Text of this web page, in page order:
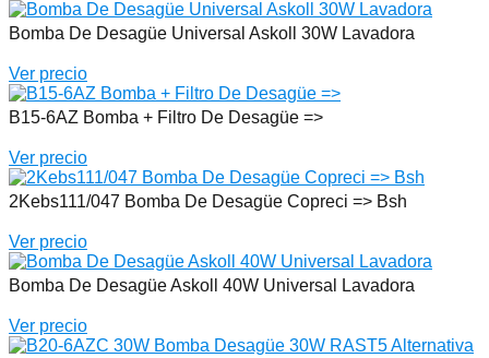
Bomba De Desagüe Universal Askoll 30W Lavadora
Ver precio
B15-6AZ Bomba + Filtro De Desagüe =>
Ver precio
2Kebs111/047 Bomba De Desagüe Copreci => Bsh
Ver precio
Bomba De Desagüe Askoll 40W Universal Lavadora
Ver precio